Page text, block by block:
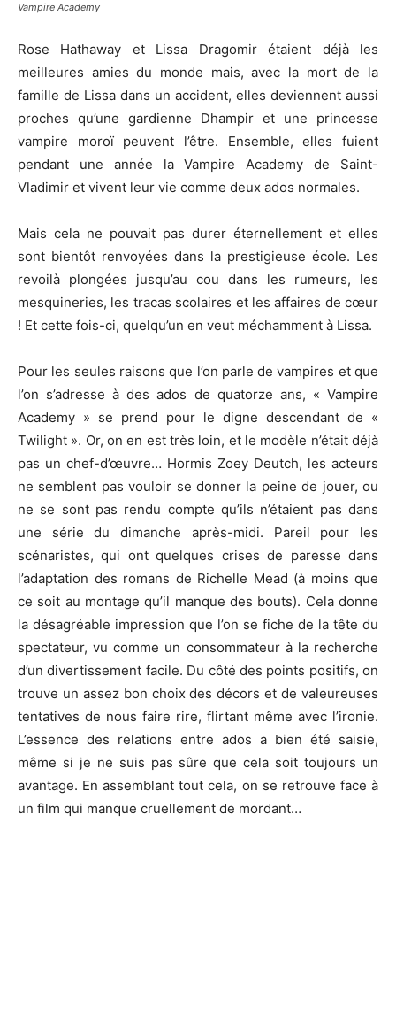
Vampire Academy
Rose Hathaway et Lissa Dragomir étaient déjà les
meilleures amies du monde mais, avec la mort de la
famille de Lissa dans un accident, elles deviennent aussi
proches qu’une gardienne Dhampir et une princesse
vampire moroï peuvent l’être. Ensemble, elles fuient
pendant une année la Vampire Academy de Saint-
Vladimir et vivent leur vie comme deux ados normales.
Mais cela ne pouvait pas durer éternellement et elles
sont bientôt renvoyées dans la prestigieuse école. Les
revoilà plongées jusqu’au cou dans les rumeurs, les
mesquineries, les tracas scolaires et les affaires de cœur
! Et cette fois-ci, quelqu’un en veut méchamment à Lissa.
Pour les seules raisons que l’on parle de vampires et que
l’on s’adresse à des ados de quatorze ans, « Vampire
Academy » se prend pour le digne descendant de «
Twilight ». Or, on en est très loin, et le modèle n’était déjà
pas un chef-d’œuvre… Hormis Zoey Deutch, les acteurs
ne semblent pas vouloir se donner la peine de jouer, ou
ne se sont pas rendu compte qu’ils n’étaient pas dans
une série du dimanche après-midi. Pareil pour les
scénaristes, qui ont quelques crises de paresse dans
l’adaptation des romans de Richelle Mead (à moins que
ce soit au montage qu’il manque des bouts). Cela donne
la désagréable impression que l’on se fiche de la tête du
spectateur, vu comme un consommateur à la recherche
d’un divertissement facile. Du côté des points positifs, on
trouve un assez bon choix des décors et de valeureuses
tentatives de nous faire rire, flirtant même avec l’ironie.
L’essence des relations entre ados a bien été saisie,
même si je ne suis pas sûre que cela soit toujours un
avantage. En assemblant tout cela, on se retrouve face à
un film qui manque cruellement de mordant…